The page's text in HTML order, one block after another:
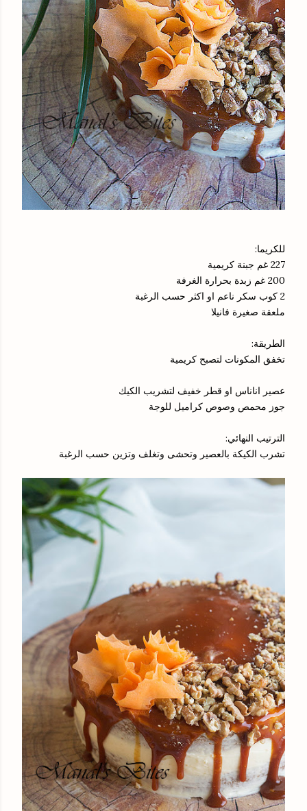
للكريما:
227 غم جبنة كريمية
200 غم زبدة بحرارة الغرفة
2 كوب سكر ناعم او اكثر حسب الرغبة
ملعقة صغيرة فانيلا
الطريقة:
تخفق المكونات لتصبح كريمية
عصير اناناس او قطر خفيف لتشريب الكيك
جوز محمص وصوص كراميل للوجة
الترتيب النهائي:
تشرب الكيكة بالعصير وتحشى وتغلف وتزين حسب الرغبة